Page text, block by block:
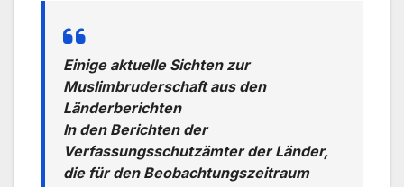
Einige aktuelle Sichten zur
Muslimbruderschaft aus den
Länderberichten
In den Berichten der
Verfassungsschutzämter der Länder,
die für den Beobachtungszeitraum